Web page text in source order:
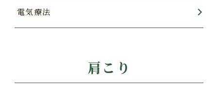
電気療法
肩こり